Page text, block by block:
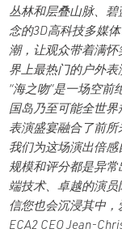
丛林和层叠山脉、
念的3D高科技多媒
潮，让观众带着满怀
界上最热门的户外表
“海之吻”是一场空
国岛乃至可能全世
表演盛宴融合了前所
我们为这场演出倍
规模和评分都是异
端技术、卓越的演
信您也会沉浸其中
ECA2 CEO Jean-